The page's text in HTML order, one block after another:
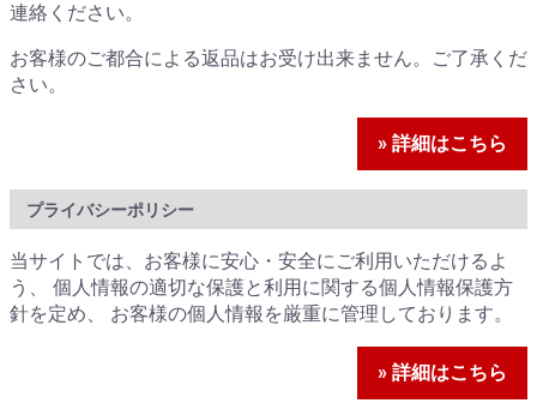
連絡ください。
お客様のご都合による返品はお受け出来ません。ご了承くだ
さい。
» 詳細はこちら
プライバシーポリシー
当サイトでは、お客様に安心・安全にご利用いただけるよ
う、 個人情報の適切な保護と利用に関する個人情報保護方
針を定め、 お客様の個人情報を厳重に管理しております。
» 詳細はこちら